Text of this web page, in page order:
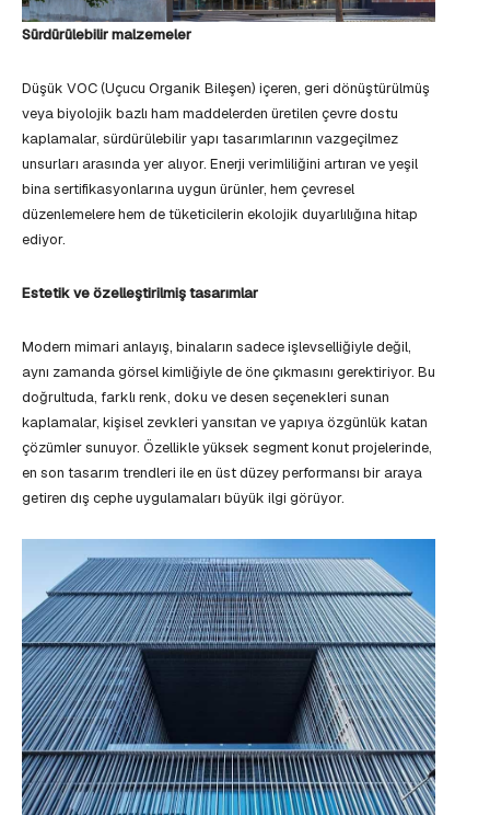
Sürdürülebilir malzemeler
Düşük VOC (Uçucu Organik Bileşen) içeren, geri dönüştürülmüş
veya biyolojik bazlı ham maddelerden üretilen çevre dostu
kaplamalar, sürdürülebilir yapı tasarımlarının vazgeçilmez
unsurları arasında yer alıyor. Enerji verimliliğini artıran ve yeşil
bina sertifikasyonlarına uygun ürünler, hem çevresel
düzenlemelere hem de tüketicilerin ekolojik duyarlılığına hitap
ediyor.
Estetik ve özelleştirilmiş tasarımlar
Modern mimari anlayış, binaların sadece işlevselliğiyle değil,
aynı zamanda görsel kimliğiyle de öne çıkmasını gerektiriyor. Bu
doğrultuda, farklı renk, doku ve desen seçenekleri sunan
kaplamalar, kişisel zevkleri yansıtan ve yapıya özgünlük katan
çözümler sunuyor. Özellikle yüksek segment konut projelerinde,
en son tasarım trendleri ile en üst düzey performansı bir araya
getiren dış cephe uygulamaları büyük ilgi görüyor.